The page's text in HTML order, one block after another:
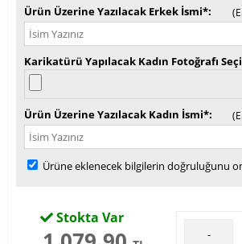
Ürün Üzerine Yazılacak Erkek İsmi*
Karikatürü Yapılacak Kadın Fotoğrafı
Ürün Üzerine Yazılacak Kadın İsmi*
Ürüne eklenecek bilgilerin doğruluğunu
Stokta Var
-